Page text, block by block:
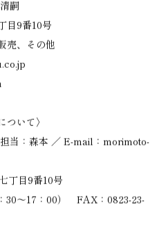
嗣
目9番10号
売、その他
ついて〉
当：森本 ／ E-mail：morimoto-
丁目9番10号
30～17：00） FAX：0823-23-